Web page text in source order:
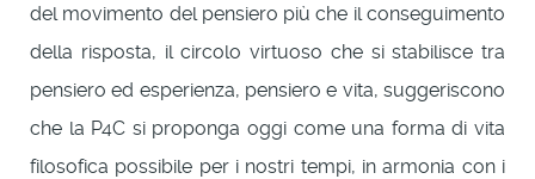
del movimento del pensiero più che il conseguimento
della risposta, il circolo virtuoso che si stabilisce tra
pensiero ed esperienza, pensiero e vita, suggeriscono
che la P4C si proponga oggi come una forma di vita
filosofica possibile per i nostri tempi, in armonia con i